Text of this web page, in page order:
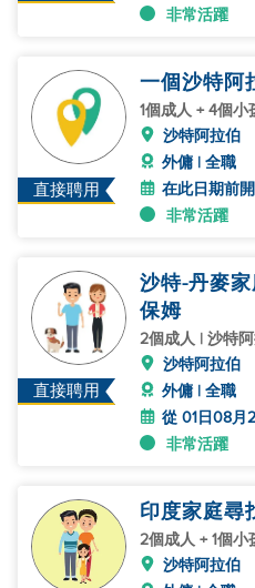
非常活躍
直接聘用
一個沙特阿
1個成人 + 4個
沙特阿拉伯
外傭 | 全職
在此日期前
非常活躍
直接聘用
沙特-丹麥
保姆
2個成人 | 沙特
沙特阿拉伯
外傭 | 全職
從 01日08月
非常活躍
印度家庭尋
2個成人 + 1個小
沙特阿拉伯